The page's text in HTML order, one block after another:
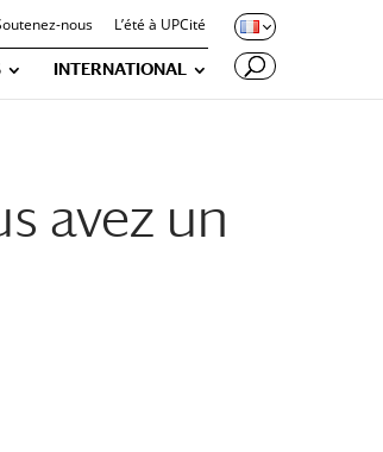
nous L’été à UPCité
INTERNATIONAL
avez un